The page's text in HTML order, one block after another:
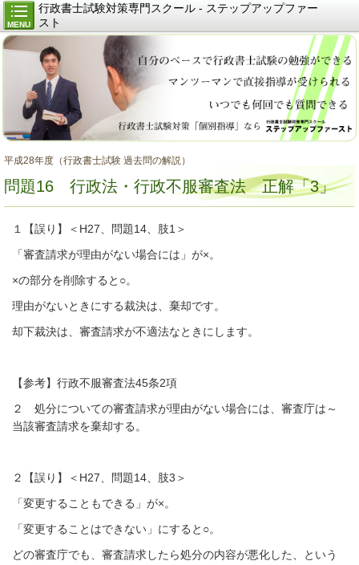
MENU
行政書士試験対策専門スクール - ステップアップファー
スト
平成28年度（行政書士試験 過去問の解説）
問題16 行政法・行政不服審査法 正解「3」
１【誤り】＜H27、問題14、肢1＞
「審査請求が理由がない場合には」が×。
×の部分を削除すると○。
理由がないときにする裁決は、棄却です。
却下裁決は、審査請求が不適法なときにします。
【参考】行政不服審査法45条2項
２ 処分についての審査請求が理由がない場合には、審査庁は～
当該審査請求を棄却する。
２【誤り】＜H27、問題14、肢3＞
「変更することもできる」が×。
「変更することはできない」にすると○。
どの審査庁でも、審査請求したら処分の内容が悪化した、という